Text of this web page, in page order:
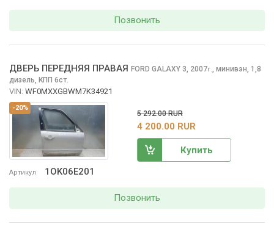
Позвонить
-20%
Артикул 1OK06E201
ДВЕРЬ ПЕРЕДНЯЯ ПРАВАЯ FORD GALAXY 3, 2007г., минивэн, 1,8
дизель, КПП 6ст.
VIN: WF0MXXGBWM7K34921
5 292.00 RUR
4 200.00 RUR
Купить
Позвонить